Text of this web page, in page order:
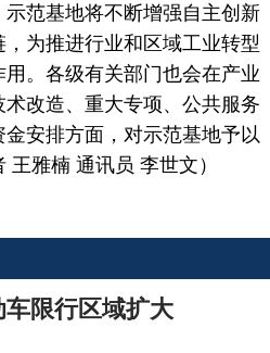
范基地将不断增强自主创新
为推进行业和区域工业转型
。各级有关部门也会在产业
改造、重大专项、公共服务
安排方面，对示范基地予以
雅楠 通讯员 李世文）
限行区域扩大